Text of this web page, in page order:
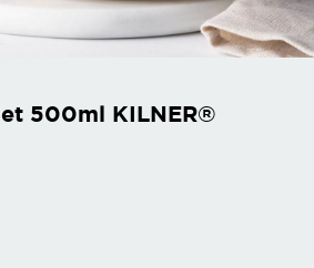
500ml KILNER®